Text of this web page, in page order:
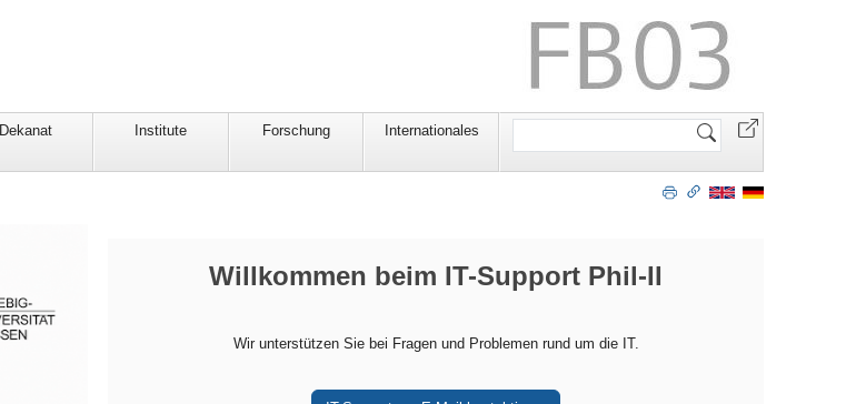
Dekanat Institute Forschung Internationales
Website
Willkommen beim IT-Support Phil-II
Wir unterstützen Sie bei Fragen und Problemen rund um die IT.